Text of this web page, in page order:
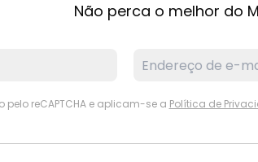
Não perca o melhor do
pelo reCAPTCHA e aplicam-se a Política de